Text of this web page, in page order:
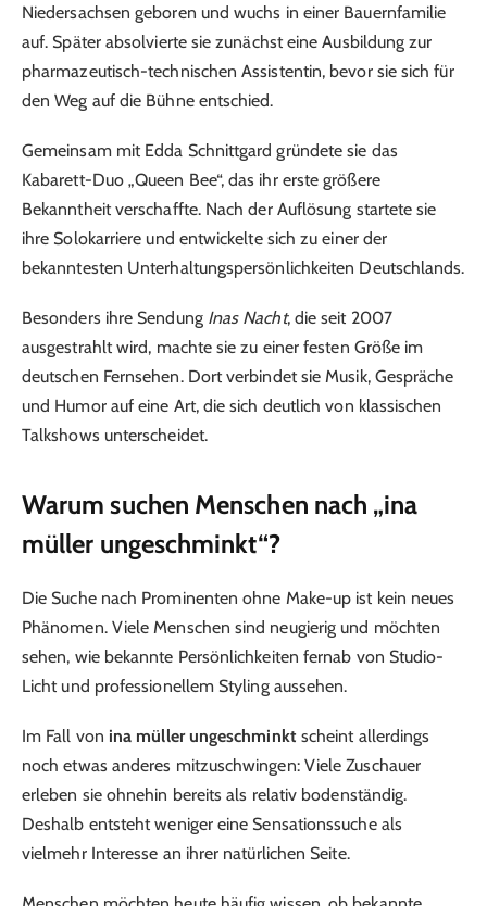
Niedersachsen geboren und wuchs in einer Bauernfamilie
auf. Später absolvierte sie zunächst eine Ausbildung zur
pharmazeutisch-technischen Assistentin, bevor sie sich für
den Weg auf die Bühne entschied.
Gemeinsam mit Edda Schnittgard gründete sie das
Kabarett-Duo „Queen Bee“, das ihr erste größere
Bekanntheit verschaffte. Nach der Auflösung startete sie
ihre Solokarriere und entwickelte sich zu einer der
bekanntesten Unterhaltungspersönlichkeiten Deutschlands.
Besonders ihre Sendung Inas Nacht, die seit 2007
ausgestrahlt wird, machte sie zu einer festen Größe im
deutschen Fernsehen. Dort verbindet sie Musik, Gespräche
und Humor auf eine Art, die sich deutlich von klassischen
Talkshows unterscheidet.
Warum suchen Menschen nach „ina
müller ungeschminkt“?
Die Suche nach Prominenten ohne Make-up ist kein neues
Phänomen. Viele Menschen sind neugierig und möchten
sehen, wie bekannte Persönlichkeiten fernab von Studio-
Licht und professionellem Styling aussehen.
Im Fall von ina müller ungeschminktscheint allerdings
noch etwas anderes mitzuschwingen: Viele Zuschauer
erleben sie ohnehin bereits als relativ bodenständig.
Deshalb entsteht weniger eine Sensationssuche als
vielmehr Interesse an ihrer natürlichen Seite.